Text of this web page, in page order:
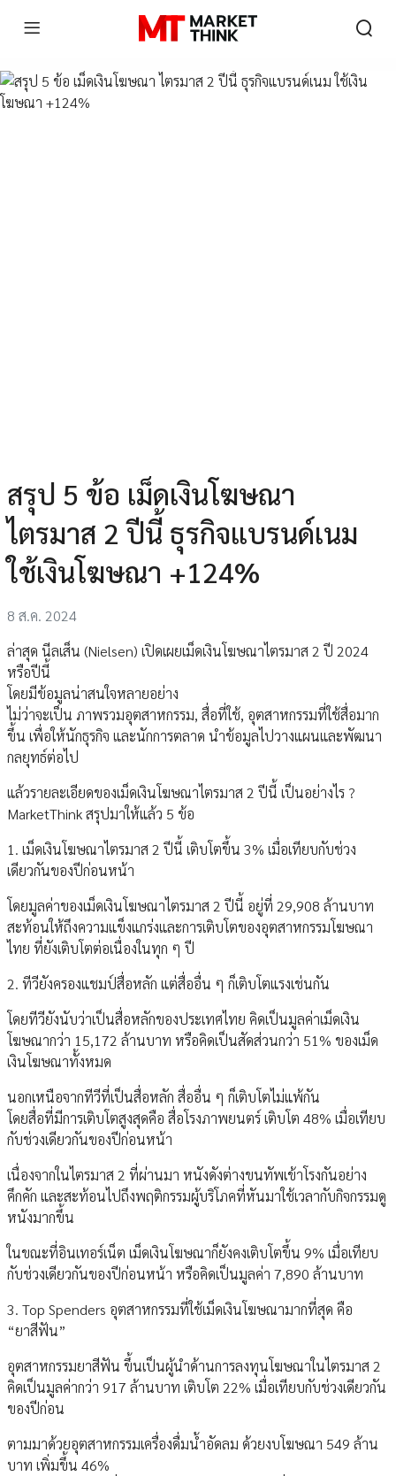
สรุป 5 ข้อ เม็ดเงินโฆษณา
ไตรมาส 2 ปีนี้ ธุรกิจแบรนด์เนม
ใช้เงินโฆษณา +124%
8 ส.ค. 2024
ล่าสุด นีลเส็น (Nielsen) เปิดเผยเม็ดเงินโฆษณาไตรมาส 2 ปี 2024
หรือปีนี้
โดยมีข้อมูลน่าสนใจหลายอย่าง
ไม่ว่าจะเป็น ภาพรวมอุตสาหกรรม, สื่อที่ใช้, อุตสาหกรรมที่ใช้สื่อมาก
ขึ้น เพื่อให้นักธุรกิจ และนักการตลาด นำข้อมูลไปวางแผนและพัฒนา
กลยุทธ์ต่อไป
แล้วรายละเอียดของเม็ดเงินโฆษณาไตรมาส 2 ปีนี้ เป็นอย่างไร ?
MarketThink สรุปมาให้แล้ว 5 ข้อ
1. เม็ดเงินโฆษณาไตรมาส 2 ปีนี้ เติบโตขึ้น 3% เมื่อเทียบกับช่วง
เดียวกันของปีก่อนหน้า
โดยมูลค่าของเม็ดเงินโฆษณาไตรมาส 2 ปีนี้ อยู่ที่ 29,908 ล้านบาท
สะท้อนให้ถึงความแข็งแกร่งและการเติบโตของอุตสาหกรรมโฆษณา
ไทย ที่ยังเติบโตต่อเนื่องในทุก ๆ ปี
2. ทีวียังครองแชมป์สื่อหลัก แต่สื่ออื่น ๆ ก็เติบโตแรงเช่นกัน
โดยทีวียังนับว่าเป็นสื่อหลักของประเทศไทย คิดเป็นมูลค่าเม็ดเงิน
โฆษณากว่า 15,172 ล้านบาท หรือคิดเป็นสัดส่วนกว่า 51% ของเม็ด
เงินโฆษณาทั้งหมด
นอกเหนือจากทีวีที่เป็นสื่อหลัก สื่ออื่น ๆ ก็เติบโตไม่แพ้กัน
โดยสื่อที่มีการเติบโตสูงสุดคือ สื่อโรงภาพยนตร์ เติบโต 48% เมื่อเทียบ
กับช่วงเดียวกันของปีก่อนหน้า
เนื่องจากในไตรมาส 2 ที่ผ่านมา หนังดังต่างขนทัพเข้าโรงกันอย่าง
คึกคัก และสะท้อนไปถึงพฤติกรรมผู้บริโภคที่หันมาใช้เวลากับกิจกรรมดู
หนังมากขึ้น
ในขณะที่อินเทอร์เน็ต เม็ดเงินโฆษณาก็ยังคงเติบโตขึ้น 9% เมื่อเทียบ
กับช่วงเดียวกันของปีก่อนหน้า หรือคิดเป็นมูลค่า 7,890 ล้านบาท
3. Top Spenders อุตสาหกรรมที่ใช้เม็ดเงินโฆษณามากที่สุด คือ
“ยาสีฟัน”
อุตสาหกรรมยาสีฟัน ขึ้นเป็นผู้นำด้านการลงทุนโฆษณาในไตรมาส 2
คิดเป็นมูลค่ากว่า 917 ล้านบาท เติบโต 22% เมื่อเทียบกับช่วงเดียวกัน
ของปีก่อน
ตามมาด้วยอุตสาหกรรมเครื่องดื่มน้ำอัดลม ด้วยงบโฆษณา 549 ล้าน
บาท เพิ่มขึ้น 46%